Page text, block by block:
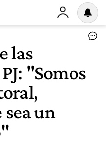
las
"Somos
un